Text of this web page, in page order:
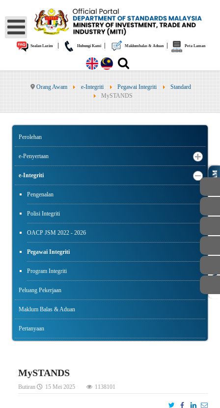
Soalan Lazim| Hubungi Kami| Maklumbalas & Aduan| Peta Laman
Orang Awam e-Integriti Pegawai Integriti
Standard
MySTANDS
Perolehan
e-Penyertaan
e-Integriti
Pengenalan
Polisi Integriti
OACP JSM 2022 - 2026
Pegawai Integriti
Program Integriti
Peluang Pekerjaan
Maklum Balas & Aduan
Pertanyaan
MySTANDS
Butiran 15 Mei 2025 1138101
AWAM
STAF